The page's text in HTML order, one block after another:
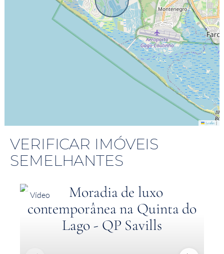
Leaflet |
VERIFICAR IMÓVEIS
SEMELHANTES
Vídeo